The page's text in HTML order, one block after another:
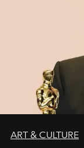
ART & CULTURE